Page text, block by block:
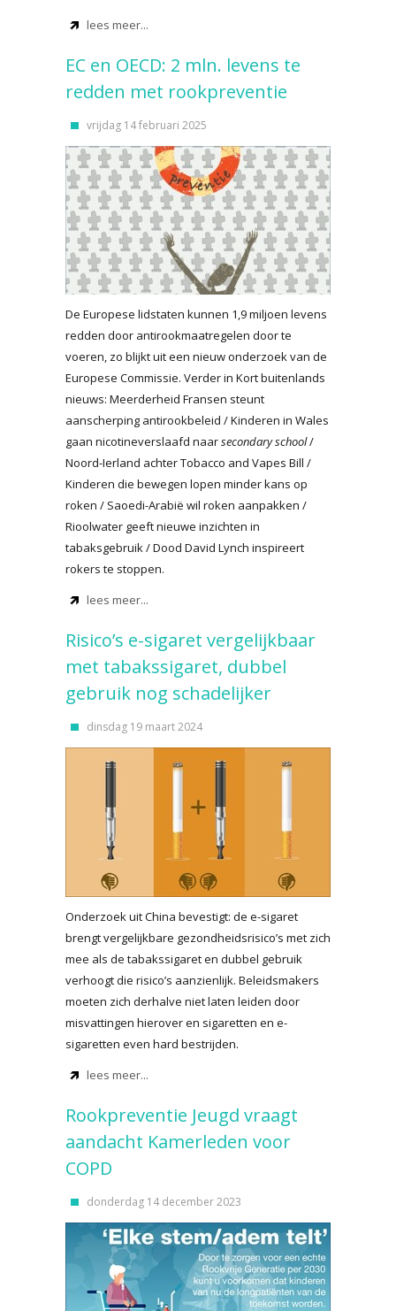
lees meer...
EC en OECD: 2 mln. levens te
redden met rookpreventie
vrijdag 14 februari 2025
De Europese lidstaten kunnen 1,9 miljoen levens
redden door antirookmaatregelen door te
voeren, zo blijkt uit een nieuw onderzoek van de
Europese Commissie. Verder in Kort buitenlands
nieuws: Meerderheid Fransen steunt
aanscherping antirookbeleid / Kinderen in Wales
gaan nicotineverslaafd naarsecondary school/
Noord-Ierland achter Tobacco and Vapes Bill /
Kinderen die bewegen lopen minder kans op
roken / Saoedi-Arabië wil roken aanpakken /
Rioolwater geeft nieuwe inzichten in
tabaksgebruik / Dood David Lynch inspireert
rokers te stoppen.
lees meer...
Risico’s e-sigaret vergelijkbaar
met tabakssigaret, dubbel
gebruik nog schadelijker
dinsdag 19 maart 2024
Onderzoek uit China bevestigt: de e-sigaret
brengt vergelijkbare gezondheidsrisico’s met zich
mee als de tabakssigaret en dubbel gebruik
verhoogt die risico’s aanzienlijk. Beleidsmakers
moeten zich derhalve niet laten leiden door
misvattingen hierover en sigaretten en e-
sigaretten even hard bestrijden.
lees meer...
Rookpreventie Jeugd vraagt
aandacht Kamerleden voor
COPD
donderdag 14 december 2023